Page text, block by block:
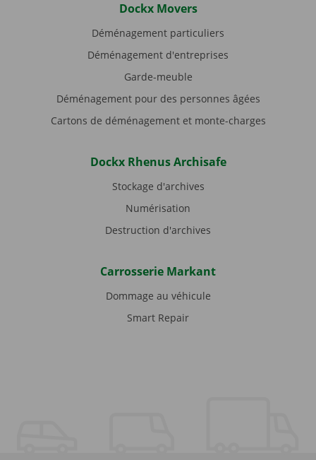
Dockx Movers
Déménagement particuliers
Déménagement d'entreprises
Garde-meuble
Déménagement pour des personnes âgées
Cartons de déménagement et monte-charges
Dockx Rhenus Archisafe
Stockage d'archives
Numérisation
Destruction d'archives
Carrosserie Markant
Dommage au véhicule
Smart Repair